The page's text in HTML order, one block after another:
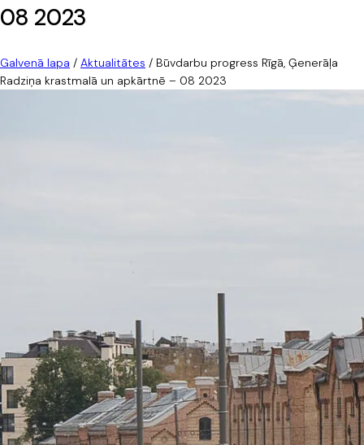
08 2023
Galvenā lapa / Aktualitātes / Būvdarbu progress Rīgā, Ģenerāļa
Radziņa krastmalā un apkārtnē – 08 2023